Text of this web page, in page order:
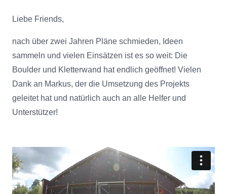
Liebe Friends,
nach über zwei Jahren Pläne schmieden, Ideen
sammeln und vielen Einsätzen ist es so weit: Die
Boulder und Kletterwand hat endlich geöffnet! Vielen
Dank an Markus, der die Umsetzung des Projekts
geleitet hat und natürlich auch an alle Helfer und
Unterstützer!